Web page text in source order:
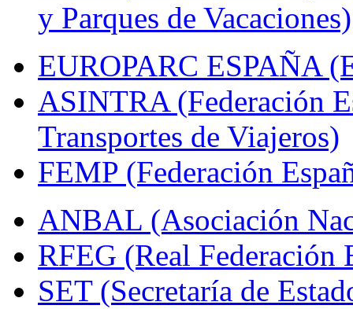
y Parques de Vacaciones)
EUROPARC ESPAÑA
ASINTRA (Federación
Transportes de Viajeros)
FEMP (Federación
ANBAL (Asociación
RFEG (Real Federación
SET (Secretaría de